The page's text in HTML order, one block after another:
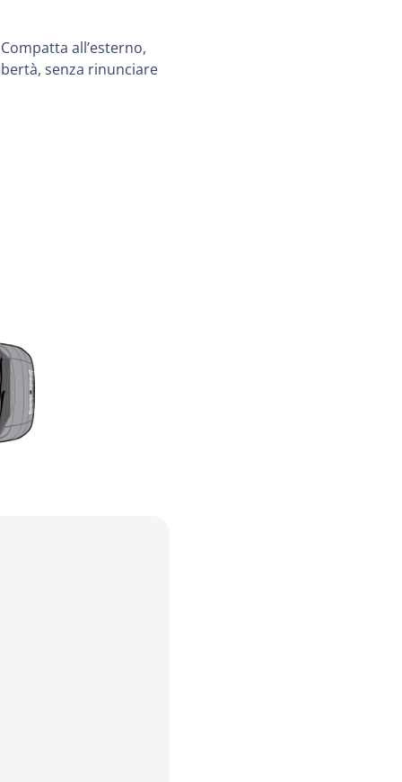
all’esterno,
senza rinunciare